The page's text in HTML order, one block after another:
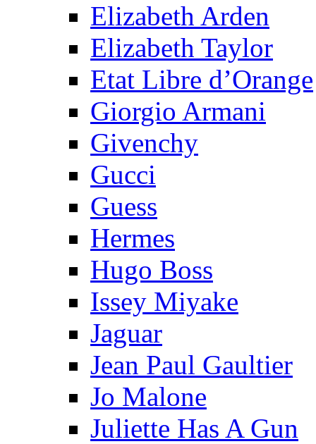
Elizabeth Arden
Elizabeth Taylor
Etat Libre d’Orange
Giorgio Armani
Givenchy
Gucci
Guess
Hermes
Hugo Boss
Issey Miyake
Jaguar
Jean Paul Gaultier
Jo Malone
Juliette Has A Gun